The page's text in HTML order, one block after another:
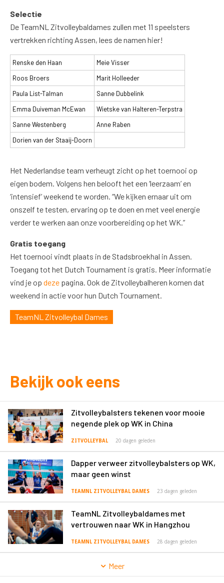
Selectie
De TeamNL Zitvolleybaldames zullen met 11 speelsters
vertrekken richting Assen, lees de namen hier!
Renske den Haan
Meie Visser
Roos Broers
Marit Holleeder
Paula List-Talman
Sanne Dubbelink
Emma Duiveman McEwan
Wietske van Halteren-Terpstra
Sanne Westenberg
Anne Raben
Dorien van der Staaij-Doorn
Het Nederlandse team verheugt zicht op het toernooi op
eigen bodem. Volgens hen belooft het een ‘leerzaam’ en
‘intensief’ weekend te worden. “We kijken ernaar uit om
onszelf te testen, ervaring op te doen en met veel energie
verder te werken aan onze voorbereiding op het WK.”
Gratis toegang
Het toernooi vindt plaats in de Stadsbroekhal in Assen.
Toegang tot het Dutch Tournament is gratis. Meer informatie
vind je op deze pagina. Ook de Zitvolleybalheren komen dat
weekend in actie voor hun Dutch Tournament.
TeamNL Zitvolleybal Dames
Bekijk ook eens
Zitvolleybalsters tekenen voor mooie
negende plek op WK in China
ZITVOLLEYBAL 20 dagen geleden
Dapper verweer zitvolleybalsters op WK,
maar geen winst
TEAMNL ZITVOLLEYBAL DAMES 23 dagen geleden
TeamNL Zitvolleybaldames met
vertrouwen naar WK in Hangzhou
TEAMNL ZITVOLLEYBAL DAMES 28 dagen geleden
Meer